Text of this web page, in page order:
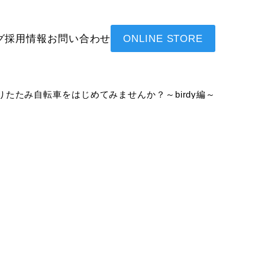
採用情報 お問い合わせ ONLINE STORE
たたみ自転車をはじめてみませんか？～birdy編～